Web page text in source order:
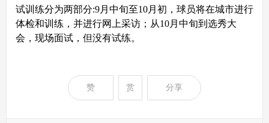
试训练分为两部分:9月中旬至10月初，球员将在城市进行
体检和训练，并进行网上采访；从10月中旬到选秀大
会，现场面试，但没有试练。
赞 赏 分享